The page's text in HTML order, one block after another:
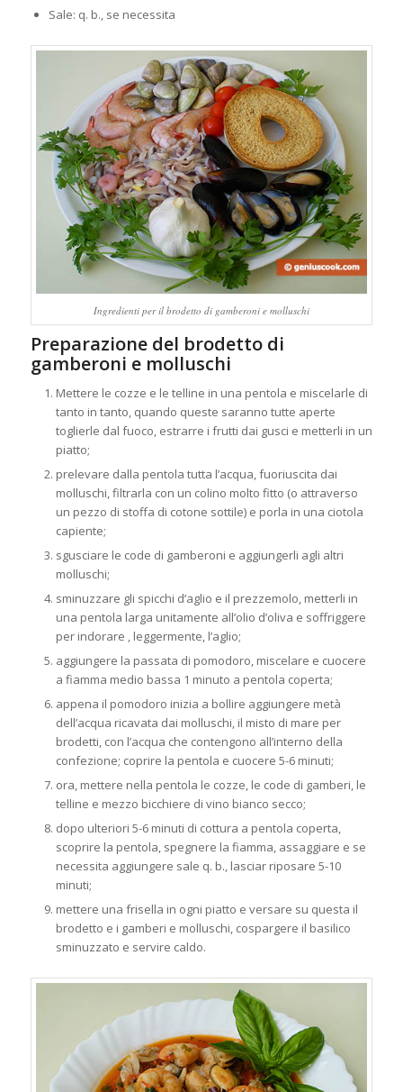
Sale: q. b., se necessita
Ingredienti per il brodetto di gamberoni e molluschi
Preparazione del brodetto di
gamberoni e molluschi
Mettere le cozze e le telline in una pentola e miscelarle di
tanto in tanto, quando queste saranno tutte aperte
toglierle dal fuoco, estrarre i frutti dai gusci e metterli in un
piatto;
prelevare dalla pentola tutta l’acqua, fuoriuscita dai
molluschi, filtrarla con un colino molto fitto (o attraverso
un pezzo di stoffa di cotone sottile) e porla in una ciotola
capiente;
sgusciare le code di gamberoni e aggiungerli agli altri
molluschi;
sminuzzare gli spicchi d’aglio e il prezzemolo, metterli in
una pentola larga unitamente all’olio d’oliva e soffriggere
per indorare , leggermente, l’aglio;
aggiungere la passata di pomodoro, miscelare e cuocere
a fiamma medio bassa 1 minuto a pentola coperta;
appena il pomodoro inizia a bollire aggiungere metà
dell’acqua ricavata dai molluschi, il misto di mare per
brodetti, con l’acqua che contengono all’interno della
confezione; coprire la pentola e cuocere 5-6 minuti;
ora, mettere nella pentola le cozze, le code di gamberi, le
telline e mezzo bicchiere di vino bianco secco;
dopo ulteriori 5-6 minuti di cottura a pentola coperta,
scoprire la pentola, spegnere la fiamma, assaggiare e se
necessita aggiungere sale q. b., lasciar riposare 5-10
minuti;
mettere una frisella in ogni piatto e versare su questa il
brodetto e i gamberi e molluschi, cospargere il basilico
sminuzzato e servire caldo.